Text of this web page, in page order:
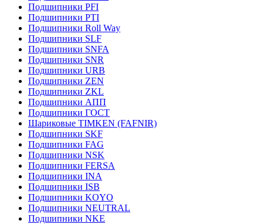
Подшипники PFI
Подшипники PTI
Подшипники Roll Way
Подшипники SLF
Подшипники SNFA
Подшипники SNR
Подшипники URB
Подшипники ZEN
Подшипники ZKL
Подшипники АПП
Подшипники ГОСТ
Шариковые ТІMKEN (FAFNIR)
Подшипники SKF
Подшипники FAG
Подшипники NSK
Подшипники FERSA
Подшипники INA
Подшипники ISB
Подшипники KOYO
Подшипники NEUTRAL
Подшипники NKE